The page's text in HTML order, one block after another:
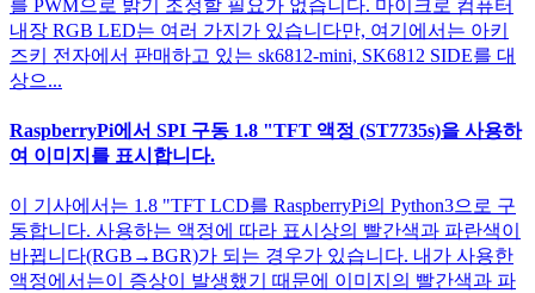
를 PWM으로 밝기 조정할 필요가 없습니다. 마이크로 컴퓨터
내장 RGB LED는 여러 가지가 있습니다만, 여기에서는 아키
즈키 전자에서 판매하고 있는 sk6812-mini, SK6812 SIDE를 대
상으...
RaspberryPi에서 SPI 구동 1.8 "TFT 액정 (ST7735s)을 사용하
여 이미지를 표시합니다.
이 기사에서는 1.8 "TFT LCD를 RaspberryPi의 Python3으로 구
동합니다. 사용하는 액정에 따라 표시상의 빨간색과 파란색이
바뀝니다(RGB→BGR)가 되는 경우가 있습니다. 내가 사용한
액정에서는이 증상이 발생했기 때문에 이미지의 빨간색과 파